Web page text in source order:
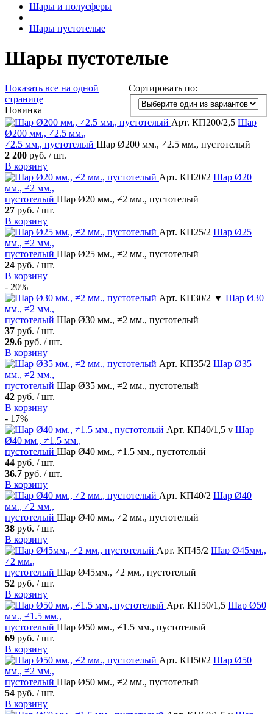
Шары и полусферы
Шары пустотелые
Шары пустотелые
Сортировать по:
Показать все на одной
странице
Новинка
Арт. КП200/2,5 Шар
Ø200 мм., ≠2.5 мм.,
≠2.5 мм., пустотелый Шар Ø200 мм., ≠2.5 мм., пустотелый
2 200 руб. / шт.
В корзину
Арт. КП20/2 Шар Ø20
мм., ≠2 мм.,
пустотелый Шар Ø20 мм., ≠2 мм., пустотелый
27 руб. / шт.
В корзину
Арт. КП25/2 Шар Ø25
мм., ≠2 мм.,
пустотелый Шар Ø25 мм., ≠2 мм., пустотелый
24 руб. / шт.
В корзину
- 20%
Арт. КП30/2 ▼ Шар Ø30
мм., ≠2 мм.,
пустотелый Шар Ø30 мм., ≠2 мм., пустотелый
37 руб. / шт.
29.6 руб. / шт.
В корзину
Арт. КП35/2 Шар Ø35
мм., ≠2 мм.,
пустотелый Шар Ø35 мм., ≠2 мм., пустотелый
42 руб. / шт.
В корзину
- 17%
Арт. КП40/1,5 v Шар
Ø40 мм., ≠1.5 мм.,
пустотелый Шар Ø40 мм., ≠1.5 мм., пустотелый
44 руб. / шт.
36.7 руб. / шт.
В корзину
Арт. КП40/2 Шар Ø40
мм., ≠2 мм.,
пустотелый Шар Ø40 мм., ≠2 мм., пустотелый
38 руб. / шт.
В корзину
Арт. КП45/2 Шар Ø45мм.,
≠2 мм.,
пустотелый Шар Ø45мм., ≠2 мм., пустотелый
52 руб. / шт.
В корзину
Арт. КП50/1,5 Шар Ø50
мм., ≠1.5 мм.,
пустотелый Шар Ø50 мм., ≠1.5 мм., пустотелый
69 руб. / шт.
В корзину
Арт. КП50/2 Шар Ø50
мм., ≠2 мм.,
пустотелый Шар Ø50 мм., ≠2 мм., пустотелый
54 руб. / шт.
В корзину